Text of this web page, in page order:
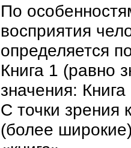
По
восприятия
определяется
Книга 1 (равно
значения:
С точки зрения
(более